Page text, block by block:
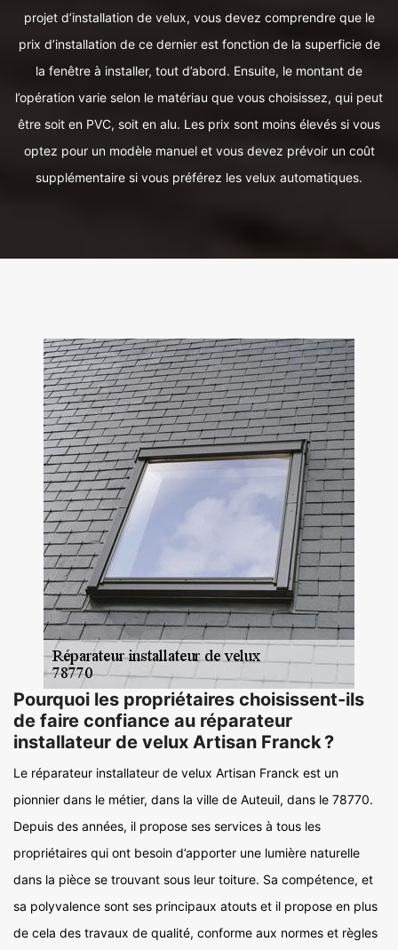
projet d’installation de velux, vous devez comprendre que le
prix d’installation de ce dernier est fonction de la superficie de
la fenêtre à installer, tout d’abord. Ensuite, le montant de
l’opération varie selon le matériau que vous choisissez, qui peut
être soit en PVC, soit en alu. Les prix sont moins élevés si vous
optez pour un modèle manuel et vous devez prévoir un coût
supplémentaire si vous préférez les velux automatiques.
Pourquoi les propriétaires choisissent-ils
de faire confiance au réparateur
installateur de velux Artisan Franck ?
Le réparateur installateur de velux Artisan Franck est un
pionnier dans le métier, dans la ville de Auteuil, dans le 78770.
Depuis des années, il propose ses services à tous les
propriétaires qui ont besoin d’apporter une lumière naturelle
dans la pièce se trouvant sous leur toiture. Sa compétence, et
sa polyvalence sont ses principaux atouts et il propose en plus
de cela des travaux de qualité, conforme aux normes et règles